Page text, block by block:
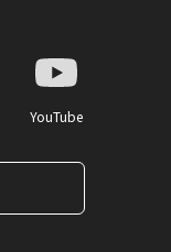
YouTube